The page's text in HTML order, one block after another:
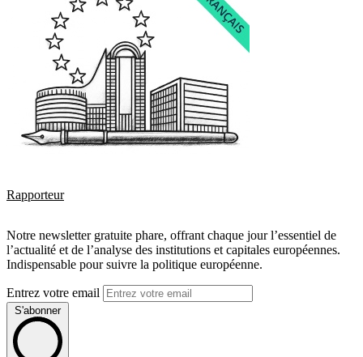
Rapporteur
Notre newsletter gratuite phare, offrant chaque jour l’essentiel de
l’actualité et de l’analyse des institutions et capitales européennes.
Indispensable pour suivre la politique européenne.
Entrez votre email
S'abonner